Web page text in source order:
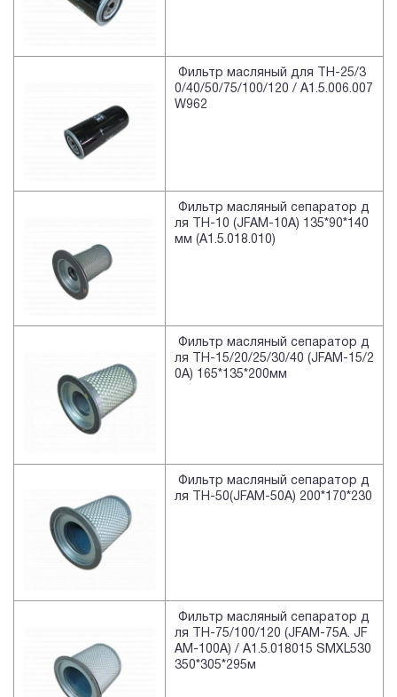
Фильтр масляный для TH-25/3
0/40/50/75/100/120 / A1.5.006.007
W962
Фильтр масляный сепаратор д
ля TH-10 (JFAM-10A) 135*90*140
мм (A1.5.018.010)
Фильтр масляный сепаратор д
ля TH-15/20/25/30/40 (JFAM-15/2
0A) 165*135*200мм
Фильтр масляный сепаратор д
ля TH-50(JFAM-50A) 200*170*230
Фильтр масляный сепаратор д
ля TH-75/100/120 (JFAM-75A. JF
AM-100A) / A1.5.018015 SMXL530
350*305*295м